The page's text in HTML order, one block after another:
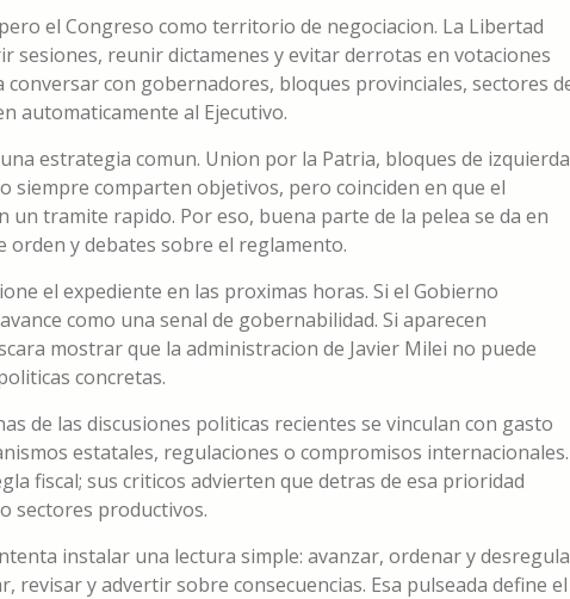
el Congreso como territorio de negociacion. La Libertad
sesiones, reunir dictamenes y evitar derrotas en votaciones
conversar con gobernadores, bloques provinciales, sectores
automaticamente al Ejecutivo.
estrategia comun. Union por la Patria, bloques de
siempre comparten objetivos, pero coinciden en que el
tramite rapido. Por eso, buena parte de la pelea se da en
orden y debates sobre el reglamento.
el expediente en las proximas horas. Si el Gobierno
como una senal de gobernabilidad. Si aparecen
mostrar que la administracion de Javier Milei no puede
concretas.
de las discusiones politicas recientes se vinculan con gasto
estatales, regulaciones o compromisos internacionales.
fiscal; sus criticos advierten que detras de esa prioridad
sectores productivos.
instalar una lectura simple: avanzar, ordenar y
revisar y advertir sobre consecuencias. Esa pulseada define el